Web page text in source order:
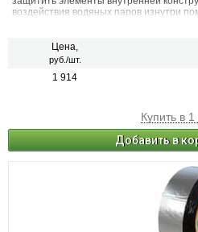
воздействия водяных паров изнутри
Цена,
руб./шт.
1 914
Купить в 1
Добавить в